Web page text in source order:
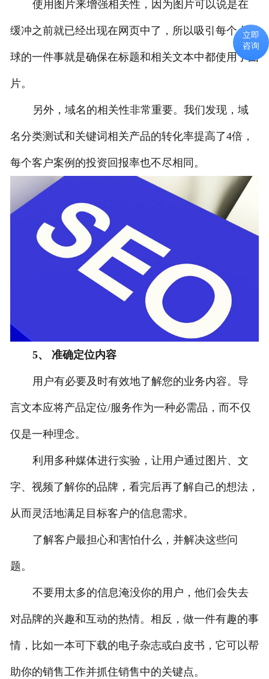
使用图片来增强相关性，因为图片可以说是在
缓冲之前就已经出现在网页中了，所以吸引每个人眼
球的一件事就是确保在标题和相关文本中都使用了图
片。
另外，域名的相关性非常重要。我们发现，域
名分类测试和关键词相关产品的转化率提高了4倍，
每个客户案例的投资回报率也不尽相同。
5、 准确定位内容
用户有必要及时有效地了解您的业务内容。导
言文本应将产品定位/服务作为一种必需品，而不仅
仅是一种理念。
利用多种媒体进行实验，让用户通过图片、文
字、视频了解你的品牌，看完后再了解自己的想法，
从而灵活地满足目标客户的信息需求。
了解客户最担心和害怕什么，并解决这些问
题。
不要用太多的信息淹没你的用户，他们会失去
对品牌的兴趣和互动的热情。相反，做一件有趣的事
情，比如一本可下载的电子杂志或白皮书，它可以帮
助你的销售工作并抓住销售中的关键点。
立即
咨询